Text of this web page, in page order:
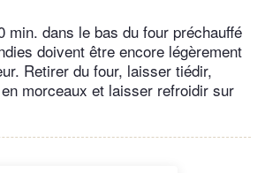
min. dans le bas du four préchauffé
doivent être encore légèrement
Retirer du four, laisser tiédir,
morceaux et laisser refroidir sur